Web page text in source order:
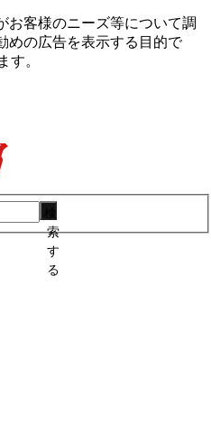
お客様のニーズ等について調
めの広告を表⽰する⽬的で
す。
索
す
る